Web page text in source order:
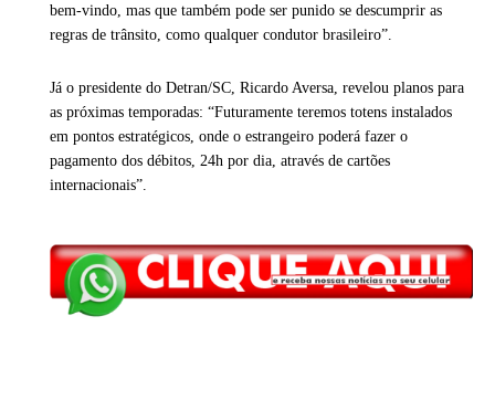
bem-vindo, mas que também pode ser punido se descumprir as
regras de trânsito, como qualquer condutor brasileiro”.
Já o presidente do Detran/SC, Ricardo Aversa, revelou planos para
as próximas temporadas: “Futuramente teremos totens instalados
em pontos estratégicos, onde o estrangeiro poderá fazer o
pagamento dos débitos, 24h por dia, através de cartões
internacionais”.